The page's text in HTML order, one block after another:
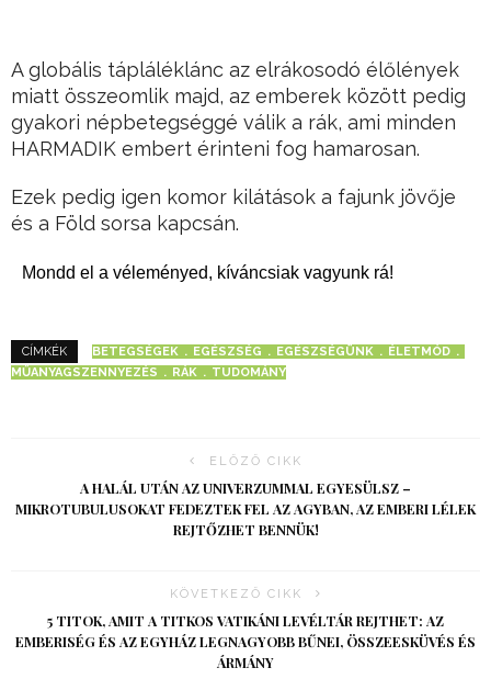
A globális tápláléklánc az elrákosodó élőlények
miatt összeomlik majd, az emberek között pedig
gyakori népbetegséggé válik a rák, ami minden
HARMADIK embert érinteni fog hamarosan.
Ezek pedig igen komor kilátások a fajunk jövője
és a Föld sorsa kapcsán.
Mondd el a véleményed, kíváncsiak vagyunk rá!
CÍMKÉK BETEGSÉGEK EGÉSZSÉG EGÉSZSÉGÜNK
ÉLETMÓD
MŰANYAGSZENNYEZÉS
RÁK TUDOMÁNY
ELŐZŐ CIKK
A HALÁL UTÁN AZ UNIVERZUMMAL EGYESÜLSZ –
MIKROTUBULUSOKAT FEDEZTEK FEL AZ AGYBAN, AZ EMBERI LÉLEK
REJTŐZHET BENNÜK!
KÖVETKEZŐ CIKK
5 TITOK, AMIT A TITKOS VATIKÁNI LEVÉLTÁR REJTHET: AZ
EMBERISÉG ÉS AZ EGYHÁZ LEGNAGYOBB BŰNEI, ÖSSZEESKÜVÉS ÉS
ÁRMÁNY